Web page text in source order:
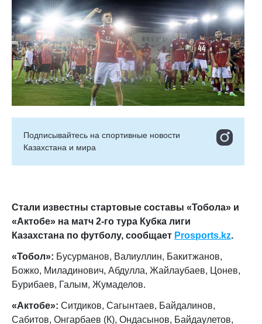
Подписывайтесь на cпортивные новости
Казахстана и мира
Стали известны стартовые составы «Тобола» и
«Актобе» на матч 2-го тура Кубка лиги
Казахстана по футболу, сообщает Prosports.kz.
«Тобол»: Бусурманов, Валиуллин, Бакитжанов,
Божко, Миладинович, Абдулла, Жайлаубаев, Цонев,
Бурибаев, Галым, Жумаделов.
«Актобе»: Ситдиков, Сагынтаев, Байдалинов,
Сабитов, Онгарбаев (К), Ондасынов, Байдаулетов,